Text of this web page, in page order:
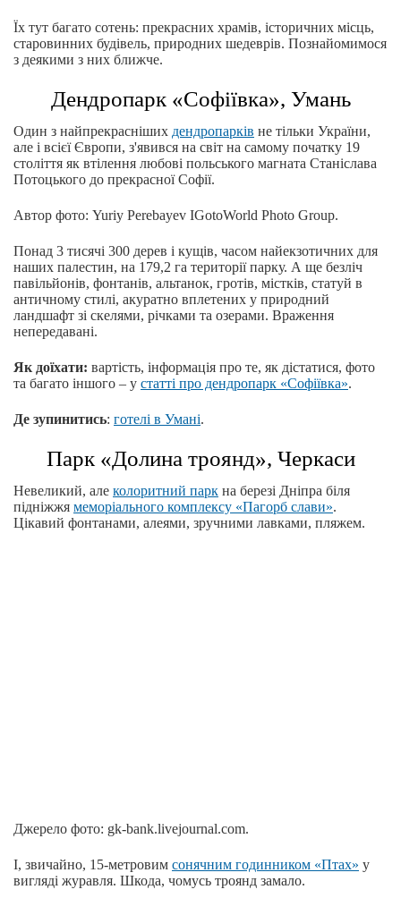
Їх тут багато сотень: прекрасних храмів, історичних місць,
старовинних будівель, природних шедеврів. Познайомимося
з деякими з них ближче.
Дендропарк «Софіївка», Умань
Один з найпрекрасніших дендропарків не тільки України,
але і всієї Європи, з'явився на світ на самому початку 19
століття як втілення любові польського магната Станіслава
Потоцького до прекрасної Софії.
Автор фото: Yuriy Perebayev IGotoWorld Photo Group.
Понад 3 тисячі 300 дерев і кущів, часом найекзотичних для
наших палестин, на 179,2 га території парку. А ще безліч
павільйонів, фонтанів, альтанок, гротів, містків, статуй в
античному стилі, акуратно вплетених у природний
ландшафт зі скелями, річками та озерами. Враження
непередавані.
Як доїхати: вартість, інформація про те, як дістатися, фото
та багато іншого – у статті про дендропарк «Софіївка».
Де зупинитись: готелі в Умані.
Парк «Долина троянд», Черкаси
Невеликий, але колоритний парк на березі Дніпра біля
підніжжя меморіального комплексу «Пагорб слави».
Цікавий фонтанами, алеями, зручними лавками, пляжем.
Джерело фото: gk-bank.livejournal.com.
І, звичайно, 15-метровим сонячним годинником «Птах» у
вигляді журавля. Шкода, чомусь троянд замало.